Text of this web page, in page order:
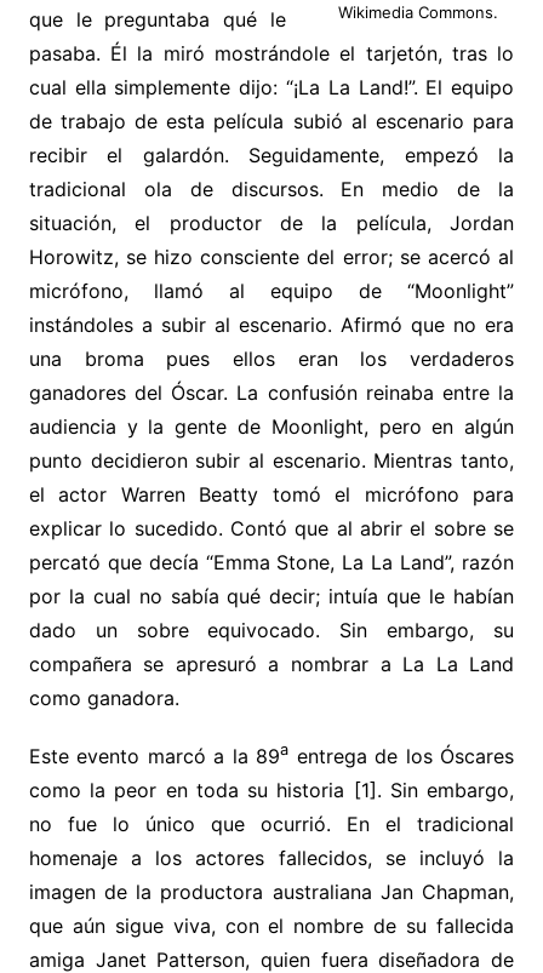
Wikimedia Commons.
que le preguntaba qué le
pasaba. Él la miró mostrándole el tarjetón, tras lo
cual ella simplemente dijo: “¡La La Land!”. El equipo
de trabajo de esta película subió al escenario para
recibir el galardón. Seguidamente, empezó la
tradicional ola de discursos. En medio de la
situación, el productor de la película, Jordan
Horowitz, se hizo consciente del error; se acercó al
micrófono, llamó al equipo de “Moonlight”
instándoles a subir al escenario. Afirmó que no era
una broma pues ellos eran los verdaderos
ganadores del Óscar. La confusión reinaba entre la
audiencia y la gente de Moonlight, pero en algún
punto decidieron subir al escenario. Mientras tanto,
el actor Warren Beatty tomó el micrófono para
explicar lo sucedido. Contó que al abrir el sobre se
percató que decía “Emma Stone, La La Land”, razón
por la cual no sabía qué decir; intuía que le habían
dado un sobre equivocado. Sin embargo, su
compañera se apresuró a nombrar a La La Land
como ganadora.
Este evento marcó a la 89a entrega de los Óscares
como la peor en toda su historia [1]. Sin embargo,
no fue lo único que ocurrió. En el tradicional
homenaje a los actores fallecidos, se incluyó la
imagen de la productora australiana Jan Chapman,
que aún sigue viva, con el nombre de su fallecida
amiga Janet Patterson, quien fuera diseñadora de